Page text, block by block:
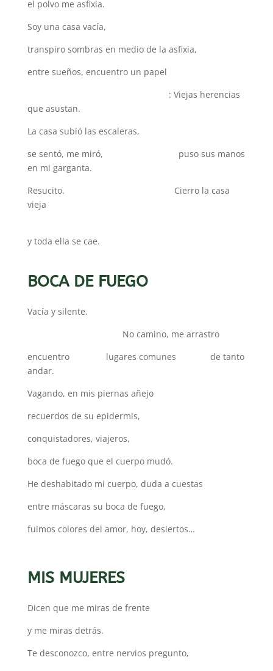
el polvo me asfixia.
Soy una casa vacía,
transpiro sombras en medio de la asfixia,
entre sueños, encuentro un papel
: Viejas herencias
que asustan.
La casa subió las escaleras,
se sentó, me miró, puso sus manos
en mi garganta.
Resucito. Cierro la casa
vieja
y toda ella se cae.
BOCA DE FUEGO
Vacía y silente.
No camino, me arrastro
encuentro lugares comunes de tanto
andar.
Vagando, en mis piernas añejo
recuerdos de su epidermis,
conquistadores, viajeros,
boca de fuego que el cuerpo mudó.
He deshabitado mi cuerpo, duda a cuestas
entre máscaras su boca de fuego,
fuimos colores del amor, hoy, desiertos…
MIS MUJERES
Dicen que me miras de frente
y me miras detrás.
Te desconozco, entre nervios pregunto,